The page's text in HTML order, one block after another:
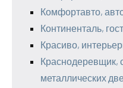
Комфортавто,
Континенталь,
Красиво,
Краснодеревщик,
металлических